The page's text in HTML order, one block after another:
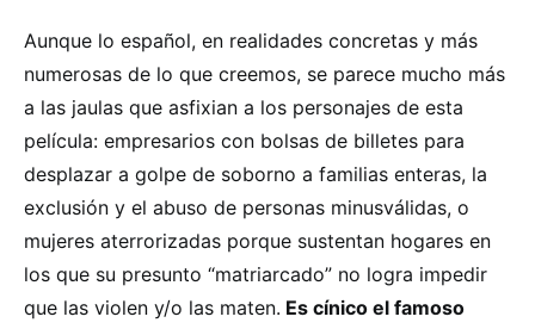
Aunque lo español, en realidades concretas y más
numerosas de lo que creemos, se parece mucho más
a las jaulas que asfixian a los personajes de esta
película: empresarios con bolsas de billetes para
desplazar a golpe de soborno a familias enteras, la
exclusión y el abuso de personas minusválidas, o
mujeres aterrorizadas porque sustentan hogares en
los que su presunto “matriarcado” no logra impedir
que las violen y/o las maten. Es cínico el famoso